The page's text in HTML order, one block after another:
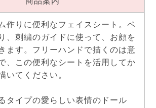
作りに便利なフェイスシート。ペ
、刺繍のガイドに使って、お顔を
ます。フリーハンドで描くのは意
、この便利なシートを活用してか
いてください。
タイプの愛らしい表情のドール